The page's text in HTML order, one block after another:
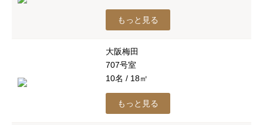
もっと見る
大阪梅田
707号室
10名 / 18㎡
もっと見る